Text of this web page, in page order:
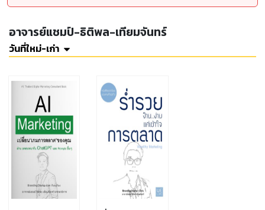
อาจารย์แชมป์-ธิติพล-เทียมจันทร์
วันที่ใหม่-เก่า